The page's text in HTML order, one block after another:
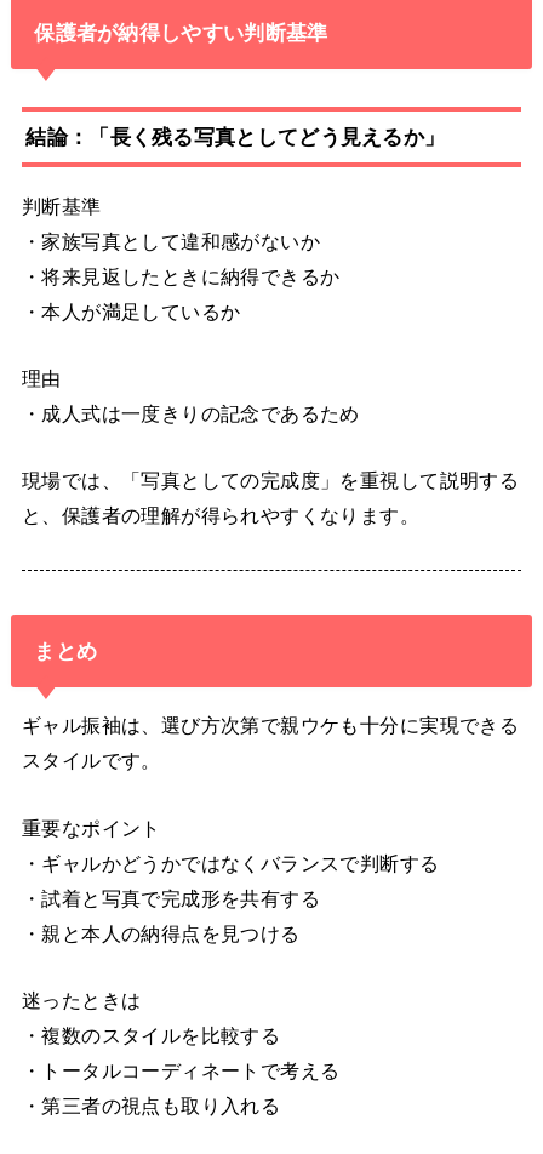
保護者が納得しやすい判断基準
結論：「長く残る写真としてどう見えるか」
判断基準
・家族写真として違和感がないか
・将来見返したときに納得できるか
・本人が満足しているか
理由
・成人式は一度きりの記念であるため
現場では、「写真としての完成度」を重視して説明する
と、保護者の理解が得られやすくなります。
まとめ
ギャル振袖は、選び方次第で親ウケも十分に実現できる
スタイルです。
重要なポイント
・ギャルかどうかではなくバランスで判断する
・試着と写真で完成形を共有する
・親と本人の納得点を見つける
迷ったときは
・複数のスタイルを比較する
・トータルコーディネートで考える
・第三者の視点も取り入れる